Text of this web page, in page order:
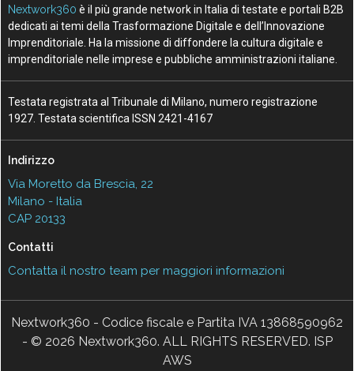
Nextwork360 è il più grande network in Italia di testate e portali B2B
dedicati ai temi della Trasformazione Digitale e dell’Innovazione
Imprenditoriale. Ha la missione di diffondere la cultura digitale e
imprenditoriale nelle imprese e pubbliche amministrazioni italiane.
Testata registrata al Tribunale di Milano, numero registrazione
1927. Testata scientifica ISSN 2421-4167
Indirizzo
Via Moretto da Brescia, 22
Milano - Italia
CAP 20133
Contatti
Contatta il nostro team per maggiori informazioni
Nextwork360 - Codice fiscale e Partita IVA 13868590962
- © 2026 Nextwork360. ALL RIGHTS RESERVED. ISP
AWS